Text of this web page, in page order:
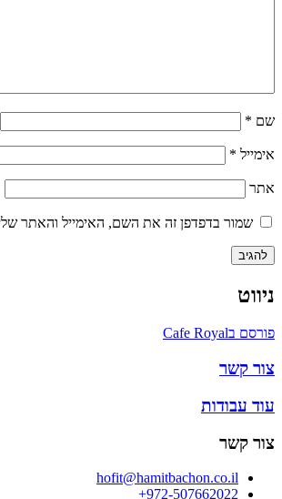
שם *
אימייל *
אתר
שמור בדפדפן זה את השם, האימייל והאתר
ניווט
פורסם בCafe Royal
צור קשר
עוד עבודות
צור קשר
hofit@hamitbachon.co.il
972-507662022+